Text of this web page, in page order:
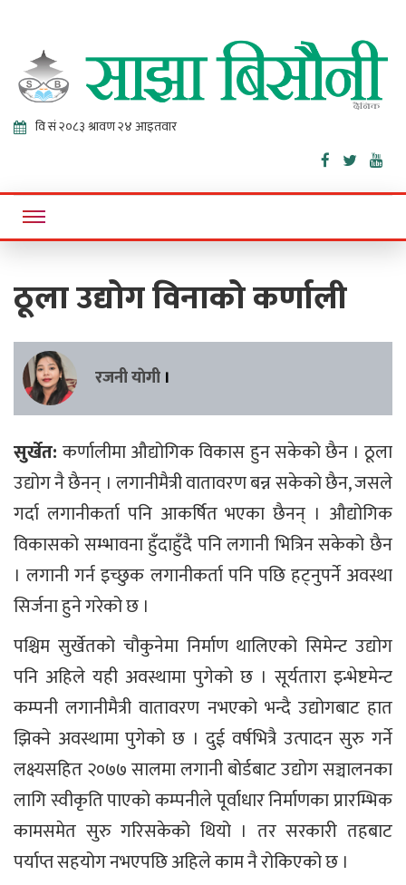
Sajha
Bisaunee
Online News Portal
ठूला उद्योग विनाको कर्णाली
रजनी याेगी ।
सुर्खेत:कर्णालीमा औद्योगिक विकास हुन सकेको छैन । ठूला
उद्योग नै छैनन् । लगानीमैत्री वातावरण बन्न सकेको छैन, जसले
गर्दा लगानीकर्ता पनि आकर्षित भएका छैनन् । औद्योगिक
विकासको सम्भावना हुँदाहुँदै पनि लगानी भित्रिन सकेको छैन
। लगानी गर्न इच्छुक लगानीकर्ता पनि पछि हट्नुपर्ने अवस्था
सिर्जना हुने गरेको छ ।
पश्चिम सुर्खेतको चौकुनेमा निर्माण थालिएको सिमेन्ट उद्योग
पनि अहिले यही अवस्थामा पुगेको छ । सूर्यतारा इन्भेष्टमेन्ट
कम्पनी लगानीमैत्री वातावरण नभएको भन्दै उद्योगबाट हात
झिक्ने अवस्थामा पुगेको छ । दुई वर्षभित्रै उत्पादन सुरु गर्ने
लक्ष्यसहित २०७७ सालमा लगानी बोर्डबाट उद्योग सञ्चालनका
लागि स्वीकृति पाएको कम्पनीले पूर्वाधार निर्माणका प्रारम्भिक
कामसमेत सुरु गरिसकेको थियो । तर सरकारी तहबाट
पर्याप्त सहयोग नभएपछि अहिले काम नै रोकिएको छ ।